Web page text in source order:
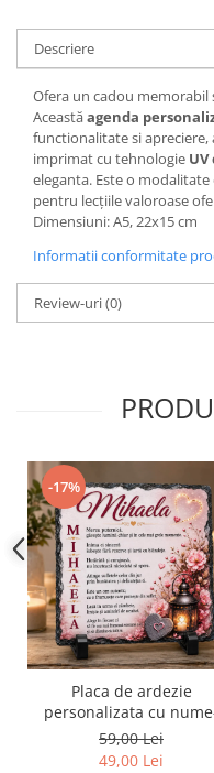
Descriere
Ofera un cadou
Aceastăagenda
functionalitate si
imprimat cu tehnologie
eleganta. Este o
pentru lecțiile valoroase
Dimensiuni: A5, 22x15 cm
Informatii conformitate
Review-uri(0)
-17%
Placa de ardezie
personalizata cu
Mihaela
59,00 Lei
49,00 Lei